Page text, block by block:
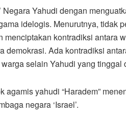
Negara Yahudi dengan
idelogis. Menurutnya, tidak
kontradiksi antara
demokrasi. Ada kontradiksi
selain Yahudi yang tinggal
yahudi “Haradem”
negara ‘Israel’.